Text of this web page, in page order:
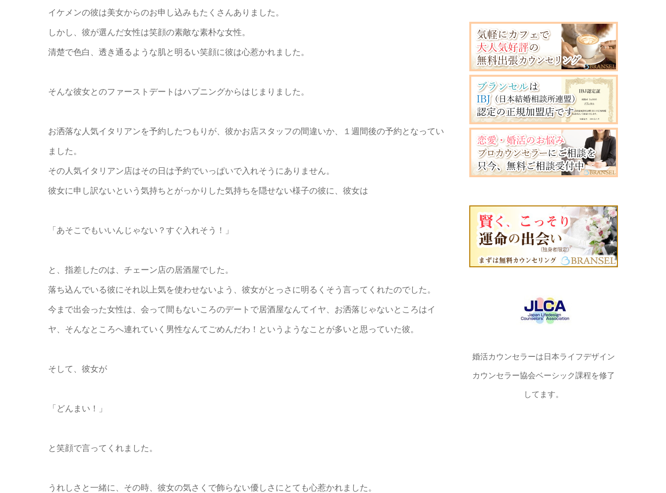
イケメンの彼は美女からのお申し込みもたくさんありました。
しかし、彼が選んだ女性は笑顔の素敵な素朴な女性。
清楚で色白、透き通るような肌と明るい笑顔に彼は心惹かれました。
そんな彼女とのファーストデートはハプニングからはじまりました。
お洒落な人気イタリアンを予約したつもりが、彼かお店スタッフの間違いか、１週間後の予約となってい
ました。
その人気イタリアン店はその日は予約でいっぱいで入れそうにありません。
彼女に申し訳ないという気持ちとがっかりした気持ちを隠せない様子の彼に、彼女は
「あそこでもいいんじゃない？すぐ入れそう！」
と、指差したのは、チェーン店の居酒屋でした。
落ち込んでいる彼にそれ以上気を使わせないよう、彼女がとっさに明るくそう言ってくれたのでした。
今まで出会った女性は、会って間もないころのデートで居酒屋なんてイヤ、お洒落じゃないところはイ
ヤ、そんなところへ連れていく男性なんてごめんだわ！というようなことが多いと思っていた彼。
そして、彼女が
「どんまい！」
と笑顔で言ってくれました。
うれしさと一緒に、その時、彼女の気さくで飾らない優しさにとても心惹かれました。
婚活カウンセラーは日本ライフデザイン
カウンセラー協会ベーシック課程を修了
してます。